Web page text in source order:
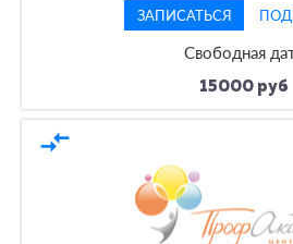
ЗАПИСАТЬСЯ
Свободная
15000 руб
compare_arrows